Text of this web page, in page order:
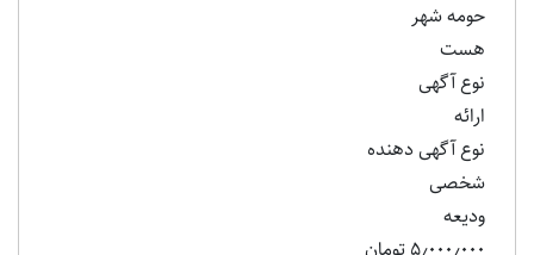
حومه شهر
هست
نوع آگهی
ارائه
نوع آگهی دهنده
شخصی
ودیعه